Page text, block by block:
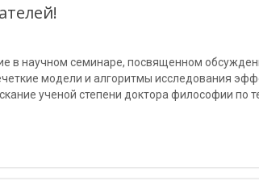
в научном семинаре, посвященном
модели и алгоритмы исследования
ученой степени доктора философии по